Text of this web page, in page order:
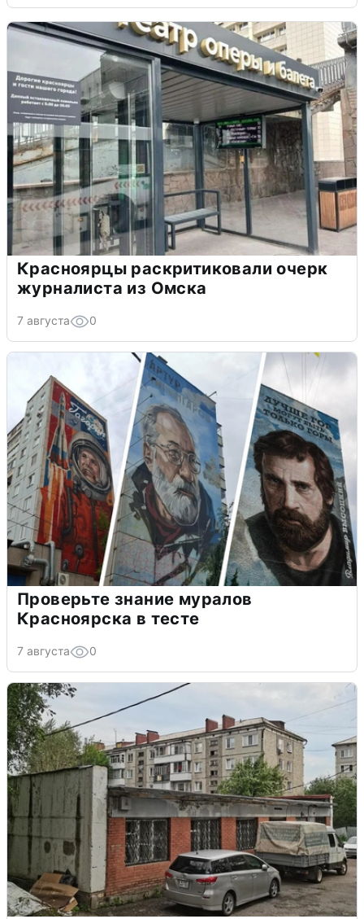
Красноярцы раскритиковали очерк
журналиста из Омска
7 августа 0
Проверьте знание муралов
Красноярска в тесте
7 августа 0